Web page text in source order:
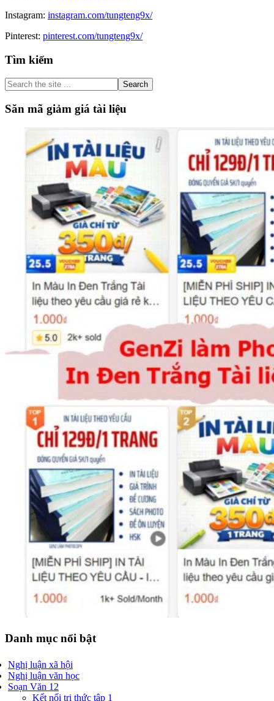
Instagram: instagram.com/tungteng9x/
Pinterest: pinterest.com/tungteng9x/
Primary
Sidebar
Tìm kiếm
Search
the
site
...
Săn mã giảm giá tài liệu
Danh mục nổi bật
Nghị luận xã hội
Nghị luận văn học
Soạn Văn 12
Kết nối tri thức tập 1